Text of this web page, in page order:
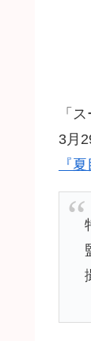
「
3月
『